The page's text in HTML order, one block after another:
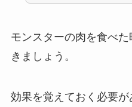
モンスターの肉を食べ
きましょう。
効果を覚えておく必要